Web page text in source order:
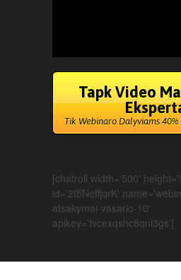
Tapk Video
Tik Webinaro Dalyviams
[chatroll width='500'
id='2t5NeffjqrK'
atsakymai-vasario-10'
apikey='fvcexqshc8qni3gs']